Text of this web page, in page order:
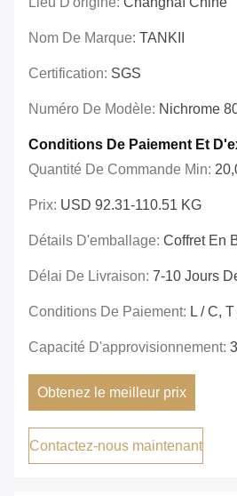
Nom De Marque: TANKII
Certification: SGS
Numéro De Modèle: Nichrome
Conditions De Paiement Et
Quantité De Commande Min:
Prix: USD 92.31-110.51 KG
Détails D'emballage: Coffret En
Délai De Livraison: 7-10 Jours
Conditions De Paiement: L / C,
Capacité D'approvisionnement:
Obtenez le meilleur prix
Contactez-nous maintenant